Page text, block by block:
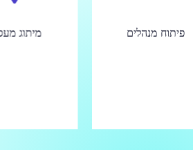
פיתוח מנהלים מיתוג